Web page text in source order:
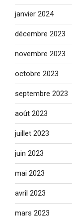
janvier 2024
décembre 2023
novembre 2023
octobre 2023
septembre 2023
août 2023
juillet 2023
juin 2023
mai 2023
avril 2023
mars 2023